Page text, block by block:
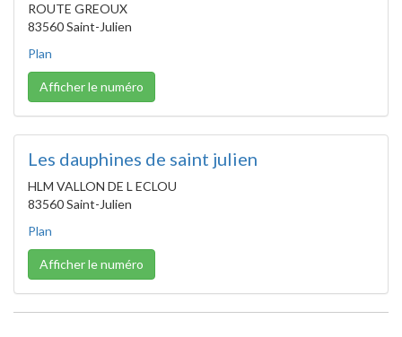
ROUTE GREOUX
83560 Saint-Julien
Plan
Afficher le numéro
Les dauphines de saint julien
HLM VALLON DE L ECLOU
83560 Saint-Julien
Plan
Afficher le numéro